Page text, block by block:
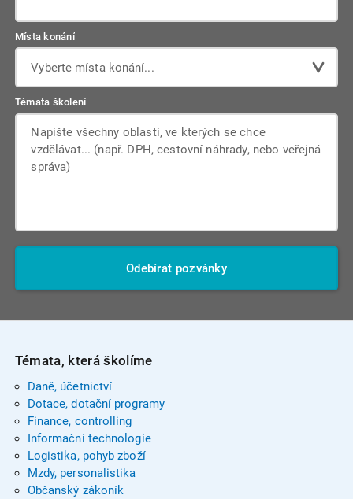
Místa konání
Vyberte místa konání...
Témata školení
Odebírat pozvánky
Témata, která školíme
Daně, účetnictví
Dotace, dotační programy
Finance, controlling
Informační technologie
Logistika, pohyb zboží
Mzdy, personalistika
Občanský zákoník